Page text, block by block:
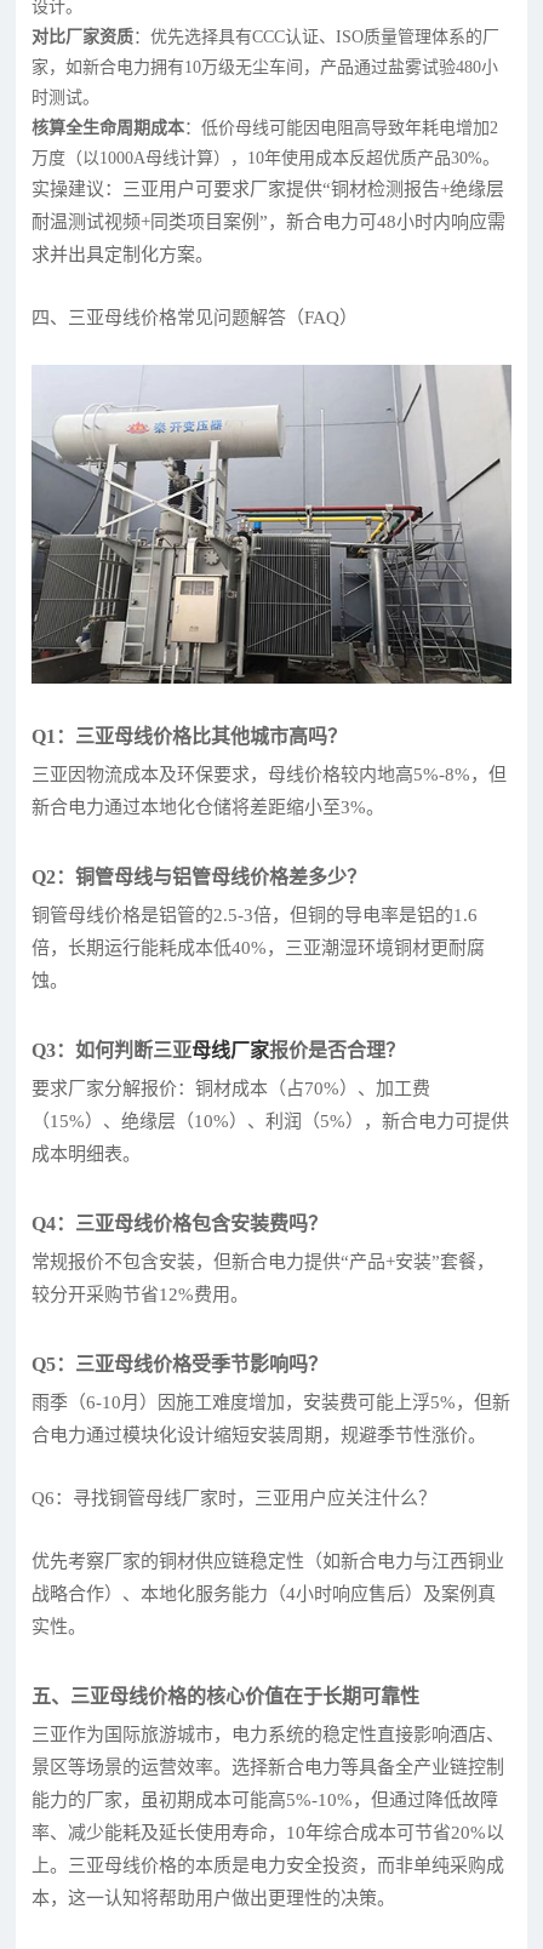
设计。
对比厂家资质：优先选择具有CCC认证、ISO质量管理体系的厂
家，如新合电力拥有10万级无尘车间，产品通过盐雾试验480小
时测试。
核算全生命周期成本：低价母线可能因电阻高导致年耗电增加2
万度（以1000A母线计算），10年使用成本反超优质产品30%。
实操建议：三亚用户可要求厂家提供“铜材检测报告+绝缘层
耐温测试视频+同类项目案例”，新合电力可48小时内响应需
求并出具定制化方案。
四、三亚母线价格常见问题解答（FAQ）
Q1：三亚母线价格比其他城市高吗？
三亚因物流成本及环保要求，母线价格较内地高5%-8%，但
新合电力通过本地化仓储将差距缩小至3%。
Q2：铜管母线与铝管母线价格差多少？
铜管母线价格是铝管的2.5-3倍，但铜的导电率是铝的1.6
倍，长期运行能耗成本低40%，三亚潮湿环境铜材更耐腐
蚀。
Q3：如何判断三亚母线厂家报价是否合理？
要求厂家分解报价：铜材成本（占70%）、加工费
（15%）、绝缘层（10%）、利润（5%），新合电力可提供
成本明细表。
Q4：三亚母线价格包含安装费吗？
常规报价不包含安装，但新合电力提供“产品+安装”套餐，
较分开采购节省12%费用。
Q5：三亚母线价格受季节影响吗？
雨季（6-10月）因施工难度增加，安装费可能上浮5%，但新
合电力通过模块化设计缩短安装周期，规避季节性涨价。
Q6：寻找铜管母线厂家时，三亚用户应关注什么？
优先考察厂家的铜材供应链稳定性（如新合电力与江西铜业
战略合作）、本地化服务能力（4小时响应售后）及案例真
实性。
五、三亚母线价格的核心价值在于长期可靠性
三亚作为国际旅游城市，电力系统的稳定性直接影响酒店、
景区等场景的运营效率。选择新合电力等具备全产业链控制
能力的厂家，虽初期成本可能高5%-10%，但通过降低故障
率、减少能耗及延长使用寿命，10年综合成本可节省20%以
上。三亚母线价格的本质是电力安全投资，而非单纯采购成
本，这一认知将帮助用户做出更理性的决策。